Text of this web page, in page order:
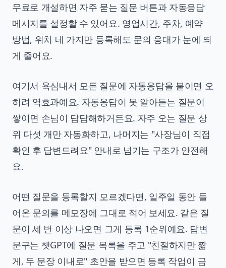
무료로 개설하면 자주 묻는 질문 버튼과 자동응답
메시지를 설정할 수 있어요. 영업시간, 주차, 예약
방법, 위치 네 가지만 등록해도 문의 응대가 눈에 띄
게 줄어요.
여기서 욕심내서 모든 질문에 자동응답을 붙이면 오
히려 역효과예요. 자동응답이 못 알아듣는 질문이
쌓이면 손님이 답답해하거든요. 자주 오는 질문 상
위 다섯 개만 자동화하고, 나머지는 "사장님이 직접
확인 후 답변드려요" 안내로 넘기는 구조가 안전해
요.
어떤 질문을 등록할지 모르겠다면, 일주일 동안 들
어온 문의를 메모장에 그대로 적어 보세요. 같은 질
문이 세 번 이상 나오면 그게 등록 1순위예요. 답변
문구는 챗GPT에 질문 목록을 주고 "친절하지만 짧
게, 두 문장 이내로" 초안을 받으면 등록 작업이 금